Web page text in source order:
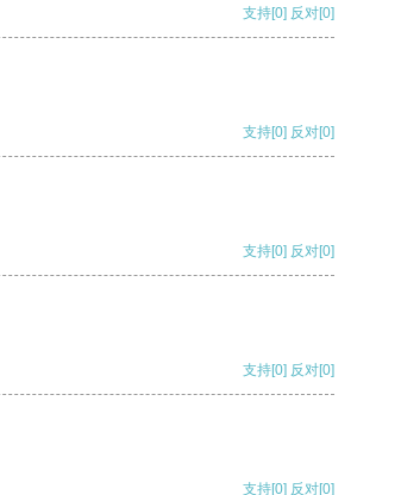
支持[0] 反对[0]
支持[0] 反对[0]
支持[0] 反对[0]
支持[0] 反对[0]
支持[0] 反对[0]